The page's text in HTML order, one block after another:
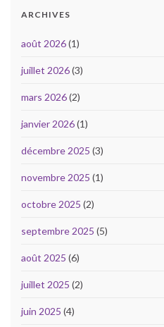
ARCHIVES
août 2026(1)
juillet 2026(3)
mars 2026(2)
janvier 2026(1)
décembre 2025 (3)
novembre 2025 (1)
octobre 2025 (2)
septembre 2025 (5)
août 2025 (6)
juillet 2025 (2)
juin 2025 (4)